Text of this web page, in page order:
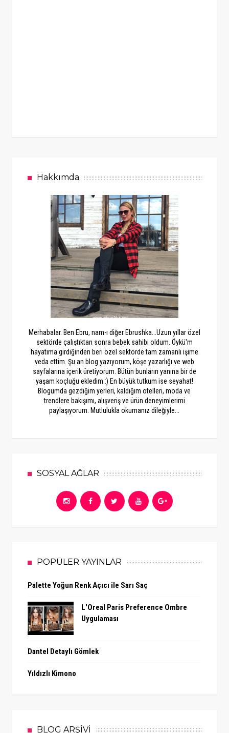
Hakkımda
Merhabalar. Ben Ebru, nam-ı diğer Ebrushka...Uzun yıllar özel
sektörde çalıştıktan sonra bebek sahibi oldum. Öykü'm
hayatıma girdiğinden beri özel sektörde tam zamanlı işime
veda ettim. Şu an blog yazıyorum, köşe yazarlığı ve web
sayfalarına içerik üretiyorum. Bütün bunların yanına bir de
yaşam koçluğu ekledim :) En büyük tutkum ise seyahat!
Blogumda gezdiğim yerleri, kaldığım otelleri, moda ve
trendlere bakışımı, alışveriş ve ürün deneyimlerimi
paylaşıyorum. Mutlulukla okumanız dileğiyle...
SOSYAL AĞLAR
POPÜLER YAYINLAR
Palette Yoğun Renk Açıcı ile Sarı Saç
L'Oreal Paris Preference Ombre
Uygulaması
Dantel Detaylı Gömlek
Yıldızlı Kimono
BLOG ARŞİVİ